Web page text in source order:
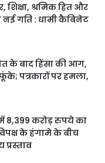
श्रमिक हित और
गति : धामी कैबिनेट
के बाद हिंसा की आग,
पत्रकारों पर हमला,
8,399 करोड़ रुपये का
के हंगामे के बीच
प्रस्ताव